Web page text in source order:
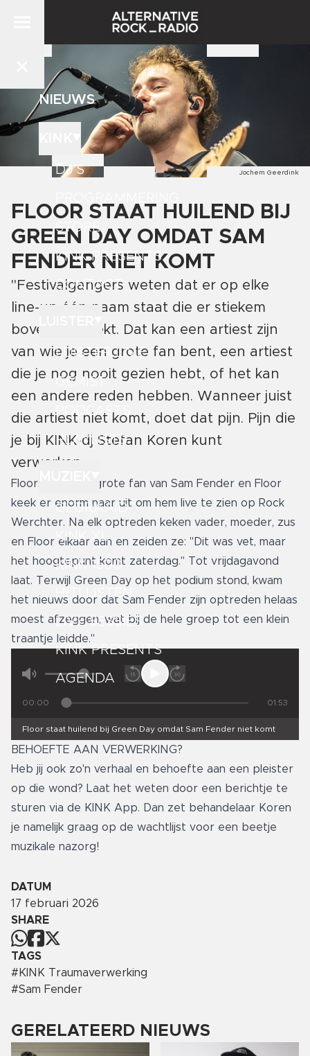
NIEUWS
DJ'S
STORE
KINK PRESENTS
CONTACT
LUISTER LIVE
GEMIST
PODCASTS
PLAYLISTS
GEDRAAID
KINK XL
KINK 1500
HITLIJSTEN
LIVE SESSIES
KINK PRESENTS
AGENDA
Jochem Geerdink
FLOOR STAAT HUILEND BIJ
GREEN DAY OMDAT SAM
FENDER NIET KOMT
"Festivalgangers weten dat er op elke
line-up één naam staat die er stiekem
bovenuit steekt. Dat kan een artiest zijn
van wie je een grote fan bent, een artiest
die je nog nooit gezien hebt, of het kan
een andere reden hebben. Wanneer juist
die artiest niet komt, doet dat pijn. Pijn die
je bij KINK-dj Stefan Koren kunt
verwerken.
Floors familie is grote fan van Sam Fender en Floor
keek er enorm naar uit om hem live te zien op Rock
Werchter. Na elk optreden keken vader, moeder, zus
en Floor elkaar aan en zeiden ze: "Dit was vet, maar
het hoogtepunt komt zaterdag." Tot vrijdagavond
laat. Terwijl Green Day op het podium stond, kwam
het nieuws door dat Sam Fender zijn optreden helaas
moest afzeggen, wat bij de hele groep tot een klein
traantje leidde."
00:00 01:53
Floor staat huilend bij Green Day omdat Sam Fender niet komt
BEHOEFTE AAN VERWERKING?
Heb jij ook zo'n verhaal en behoefte aan een pleister
op die wond? Laat het weten door een berichtje te
sturen via de KINK App. Dan zet behandelaar Koren
je namelijk graag op de wachtlijst voor een beetje
muzikale nazorg!
DATUM
17 februari 2026
SHARE
TAGS
# KINK Traumaverwerking
#Sam Fender
GERELATEERD NIEUWS